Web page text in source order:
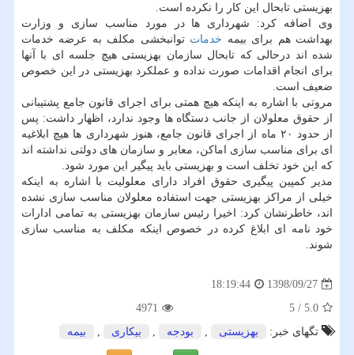
بهزیستی تابحال این كار را نكرده است.
وی اضافه كرد: شهرداری ها در مورد مناسب سازی و وزارت
بهداشت هم برای بیمه خدمات توانبخشی مكلف به عرضه خدمات
شده اند درحالی كه تابحال سازمان بهزیستی هیچ جلسه ای با آنها
برای انجام اقدامات صورت نداده و عملكرد بهزیستی در این خصوص
ضعیف است.
مروتی با اشاره به اینكه هیچ همتی برای اجرای قانون جامع پشتیبانی
از حقوق معلولان از جانب دستگاه ها وجود ندارد، اظهار داشت: پس
از حدود ۲۰ ماه از اجرای قانون جامع، هنوز شهرداری ها هیچ ابلاغیه
ای برای مناسب سازی اماكن، معابر و سازمان های دولتی نداشته اند
كه این خود تخلف است و بهزیستی باید پیگیر این مورد شود.
مدیر كمپین پیگیری حقوق افراد دارای معلولیت با اشاره به اینكه
خیلی از مراكز بهزیستی جهت استفاده معلولان مناسب سازی نشده
اند، خاطرنشان كرد: اخیرا رئیس سازمان بهزیستی به تمامی ادارات
خود نامه ای ابلاغ كرده در خصوص اینكه مكلف به مناسب سازی
شوند.
1398/09/27
18:19:44
5.0
/
5
4971
تگهای خبر:
بهزیستی , بودجه , بیكاری , بیمه